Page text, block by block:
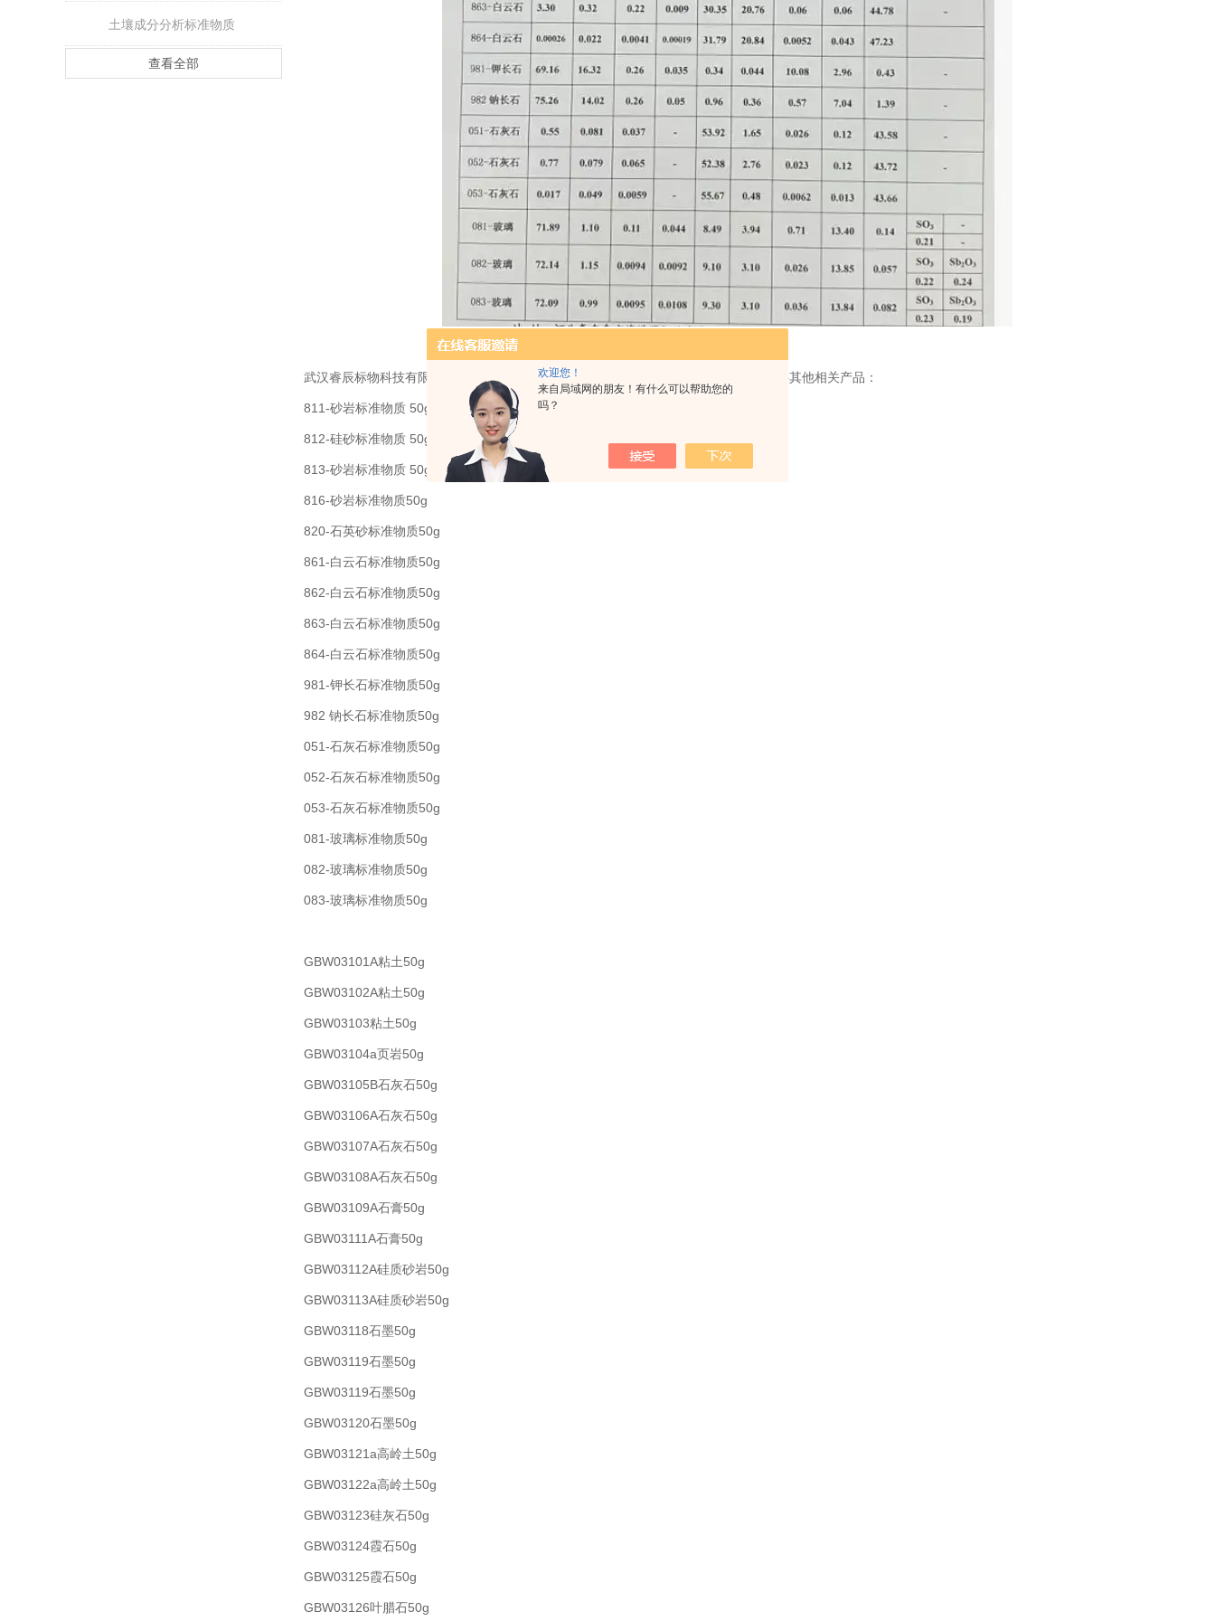
欢迎您！
来自局域网的朋友！有什么可以帮助您的
吗？
土壤成分分析标准物质
查看全部
武汉睿辰标物科技有限公司除了提供 玻璃标准物质 50g 玻璃工业用标准样品 还提供其他相关产品：
811-砂岩标准物质 50g
812-硅砂标准物质 50g
813-砂岩标准物质 50g
816-砂岩标准物质50g
820-石英砂标准物质50g
861-白云石标准物质50g
862-白云石标准物质50g
863-白云石标准物质50g
864-白云石标准物质50g
981-钾长石标准物质50g
982 钠长石标准物质50g
051-石灰石标准物质50g
052-石灰石标准物质50g
053-石灰石标准物质50g
081-玻璃标准物质50g
082-玻璃标准物质50g
083-玻璃标准物质50g
GBW03101A粘土50g
GBW03102A粘土50g
GBW03103粘土50g
GBW03104a页岩50g
GBW03105B石灰石50g
GBW03106A石灰石50g
GBW03107A石灰石50g
GBW03108A石灰石50g
GBW03109A石膏50g
GBW03111A石膏50g
GBW03112A硅质砂岩50g
GBW03113A硅质砂岩50g
GBW03118石墨50g
GBW03119石墨50g
GBW03119石墨50g
GBW03120石墨50g
GBW03121a高岭土50g
GBW03122a高岭土50g
GBW03123硅灰石50g
GBW03124霞石50g
GBW03125霞石50g
GBW03126叶腊石50g